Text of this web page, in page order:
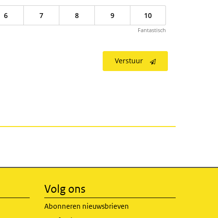
6 7 8 9 10
Fantastisch
Verstuur
Volg ons
Abonneren nieuwsbrieven